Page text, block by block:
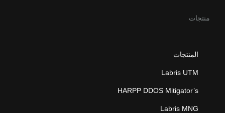
منتجات
المنتجات
Labris UTM
HARPP DDOS Mitigator’s
Labris MNG